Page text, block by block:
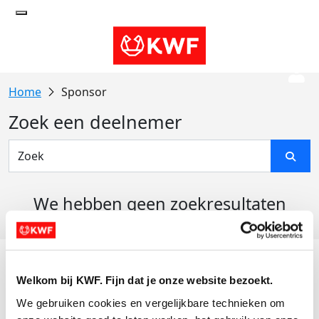
Welkom bij KWF. Fijn dat je onze website bezoekt.
We gebruiken cookies en vergelijkbare technieken om
Sponsor
Zoek een deelnemer
We hebben geen zoekresultaten
Actiematerialen
Evenementen